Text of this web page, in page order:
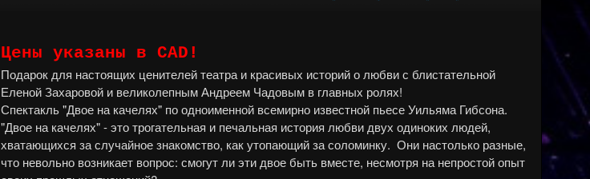
Цены указаны в CAD!
Подарок для настоящих ценителей театра и красивых историй о любви с блистательной
Еленой Захаровой и великолепным Андреем Чадовым в главных ролях!
Спектакль "Двое на качелях" по одноименной всемирно известной пьесе Уильяма Гибсона.
"Двое на качелях" - это трогательная и печальная история любви двух одиноких людей,
хватающихся за случайное знакомство, как утопающий за соломинку. Они настолько разные,
что невольно возникает вопрос: смогут ли эти двое быть вместе, несмотря на непростой опыт